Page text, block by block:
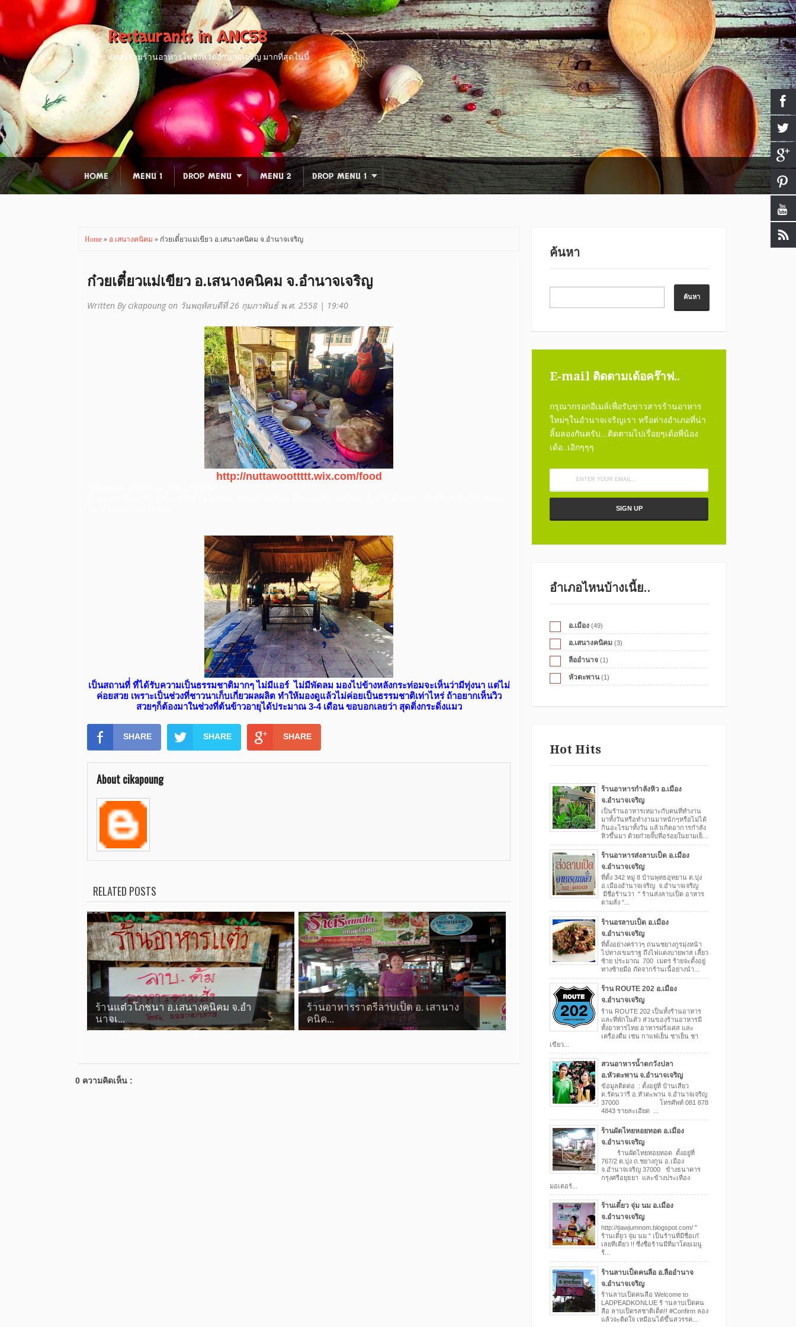
Restaurants in ANC58
แหล่งรวมร้านอาหารในจังหวัดอำนาจเจริญ มากที่สุดในนี้
HOME MENU 1 DROP MENU MENU 2 DROP MENU 1
Home » อ.เสนางคนิคม » ก๋วยเตี๋ยวแม่เขียว อ.เสนางคนิคม จ.อำนาจเจริญ
ก๋วยเตี๋ยวแม่เขียว อ.เสนางคนิคม จ.อำนาจเจริญ
Written By cikapoung on วันพฤหัสบดีที่ 26 กุมภาพันธ์ พ.ศ. 2558 | 19:40
http://nuttawoottttt.wix.com/food
เป็นสถานที่่ ที่ได้รับความเป็นธรรมชาติมากๆ ไม่มีแอร์ ไม่มีพัดลม มองไปข้างหลังกระท่อมจะเห็นว่ามีทุ่งนา แต่ไม่
ค่อยสวย เพราะเป็นช่วงที่ชาวนาเก็บเกี่ยวผลผลิต ทำให้มองดูแล้วไม่ค่อยเป็นธรรมชาติเท่าไหร่ ถ้าอยากเห็นวิว
สวยๆก็ต้องมาในช่วงที่ต้นข้าวอายุได้ประมาณ 3-4 เดือน ขอบอกเลยว่า สุดติ่งกระดิ่งแมว
SHARE SHARE SHARE
About cikapoung
RELATED POSTS
ร้านแต๋วโภชนา อ.เสนางคนิคม จ.อำ
นาจเ...
ร้านอาหารราตรีลาบเป็ด อ. เสานาง
คนิค...
0 ความคิดเห็น :
ค้นหา
E-mail ติดตามเด้อคร๊าฟ..
กรุณากรอกอีเมล์เพื่อรับข่าวสารร้านอาหาร
ใหม่ๆในอำนาจเจริญเรา หรือต่างอำเภอที่น่า
ลิ้มลองกันครับ...ติดตามไปเรื่อยๆเด้อพี่น้อง
เด้อ..เอิกๆๆๆ
อำเภอไหนบ้างเนี้ย..
อ.เมือง (49)
อ.เสนางคนิคม (3)
ลืออำนาจ (1)
หัวตะพาน (1)
Hot Hits
ร้านอาหารกำลังหิว อ.เมือง
จ.อำนาจเจริญ
เป็นร้านอาหารเหมาะกับคนที่ทำงาน
มาทั้งวันหรือทำงานมาหนักๆหรือไม่ได้
กินอะไรมาทั้งวัน แล้วเกิดอาการกำลัง
หิวขึ้นมา ด้วยก๋วยจั๊บที่อร่อยในยามเย็...
ร้านอาหารส่งลาบเป็ด อ.เมือง
จ.อำนาจเจริญ
ที่ตั้ง 342 หมู่ 8 บ้านพุทธอุทยาน ต.บุ่ง
อ.เมืองอำนาจเจริญ จ.อำนาจเจริญ
มีชื่อร้านว่า " ร้านส่งลาบเป็ด อาหาร
ตามสั่ง "...
ร้านอรลาบเป็ด อ.เมือง
จ.อำนาจเจริญ
ที่ตั้งอย่างคร่าวๆ ถนนชยางกูรมุ่งหน้า
ไปทางเขมราฐ ถึงไฟแดงบายพาส เลี้ยว
ซ้าย ประมาณ 700 เมตร ร้ายจะตั้งอยู่
ทางซ้ายมือ ถัดจากร้านเนื้อย่างนำ...
ร้าน ROUTE 202 อ.เมือง
จ.อำนาจเจริญ
ร้าน ROUTE 202 เป็นทั้งร้านอาหาร
และที่พักในตัว ส่วนของร้านอาหารมี
ทั้งอาหารไทย อาหารฝรั่งเศส และ
เครื่องดื่ม เช่น กาแฟเย็น ชาเย็น ชา
เขียว...
สวนอาหารน้ำตกวังปลา
อ.หัวตะพาน จ.อำนาจเจริญ
ข้อมูลติดต่อ : ตั้งอยู่ที่ บ้านเสียว
ต.รัตนวารี อ.หัวตะพาน จ.อำนาจเจริญ
37000 โทรศัพท์ 081 878
4843 รายละเอียด ...
ร้านผัดไทยหอยทอด อ.เมือง
จ.อำนาจเจริญ
ร้านผัดไทยหอยทอด ตั้งอยู่ที่
767/2 ต.บุ่ง ถ.ชยางกูน อ.เมือง
จ.อำนาจเจริญ 37000 ข้างธนาคาร
กรุงศรีอยุธยา และข้างประเทือง
มอเตอร์...
ร้านเตี๋ยว จุ่ม นม อ.เมือง
จ.อำนาจเจริญ
http://tiawjumnom.blogspot.com/ "
ร้านเตี๋ยว จุ่ม นม " เป็นร้านที่มีชื่อเก๋
เลยทีเดี๋ยว !! ซี่งชื่อร้านมีที่มาโดยเมนู
ร้...
ร้านลาบเป็ดคนลือ อ.ลืออำนาจ
จ.อำนาจเจริญ
ร้านลาบเป็ดคนลือ Welcome to
LADPEADKONLUE ร้ านลาบเป็ดคน
ลือ ลาบเป็ดรสชาติเด็ด!! ‪#‎Confirm‬ ลอง
แล้วจะติดใจ เหมือนได้ขึ้นสวรรค...